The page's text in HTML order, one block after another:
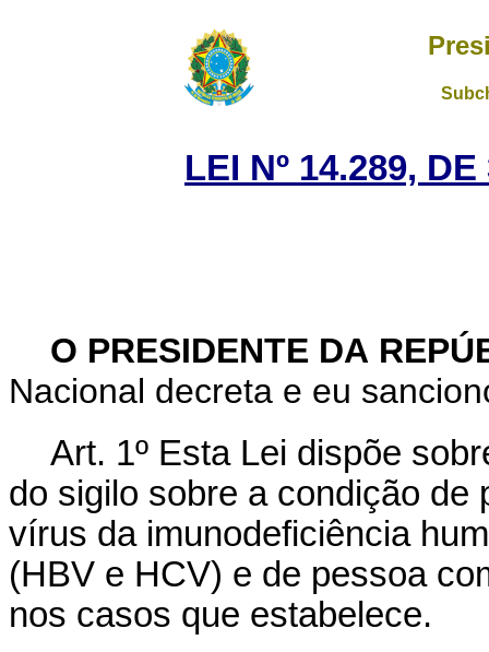
LEI Nº 14.289,
O PRESIDENTE DA
Nacional decreta e eu
Art. 1º Esta Lei dispõe
do sigilo sobre a condição
vírus da imunodeficiência
(HBV e HCV) e de pessoa
nos casos que estabelece.